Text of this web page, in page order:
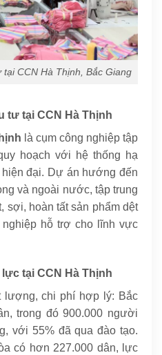
CCN Hà Thịnh, Bắc Giang
tư tại CCN Hà Thịnh
là cụm công nghiệp tập
hoạch với hệ thống hạ
đại. Dự án hướng đến
và ngoài nước, tập trung
sợi, hoàn tất sản phẩm dệt
hỗ trợ cho lĩnh vực
tại CCN Hà Thịnh
lượng, chi phí hợp lý: Bắc
trong đó 900.000 người
với 55% đã qua đào tạo.
có hơn 227.000 dân, lực